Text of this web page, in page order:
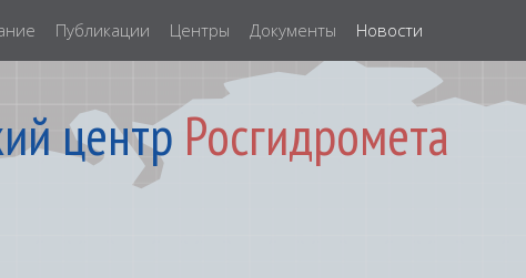
Публикации Центры Документы Новости
центр Росгидромета